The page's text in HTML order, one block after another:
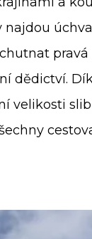
najdou
dědictví.
velikosti